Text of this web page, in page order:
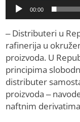
00:00
– Distributeri u
rafinerija u
proizvoda. U
principima
distributer
proizvoda –
naftnim